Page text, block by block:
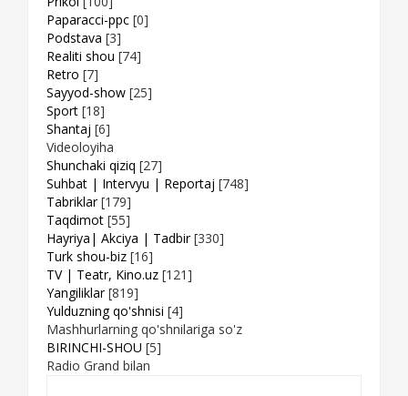
Paparacci-ppc [0]
Podstava [3]
Realiti shou [74]
Retro [7]
Sayyod-show [25]
Sport [18]
Shantaj [6]
Videoloyiha
Shunchaki qiziq [27]
Suhbat | Intervyu | Reportaj [748]
Tabriklar [179]
Taqdimot [55]
Hayriya| Akciya | Tadbir [330]
Turk shou-biz [16]
TV | Teatr, Kino.uz [121]
Yangiliklar [819]
Yulduzning qo'shnisi [4]
Mashhurlarning qo'shnilariga so'z
BIRINCHI-SHOU [5]
Radio Grand bilan